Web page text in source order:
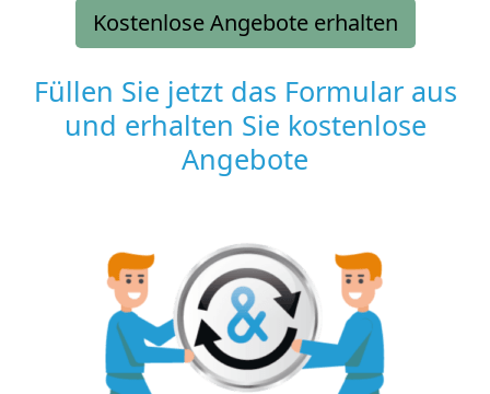
Kostenlose Angebote erhalten
Füllen Sie jetzt das Formular aus
und erhalten Sie kostenlose
Angebote